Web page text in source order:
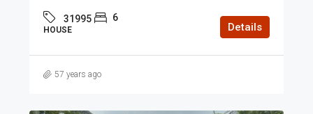
31995 6
HOUSE Details
57 years ago